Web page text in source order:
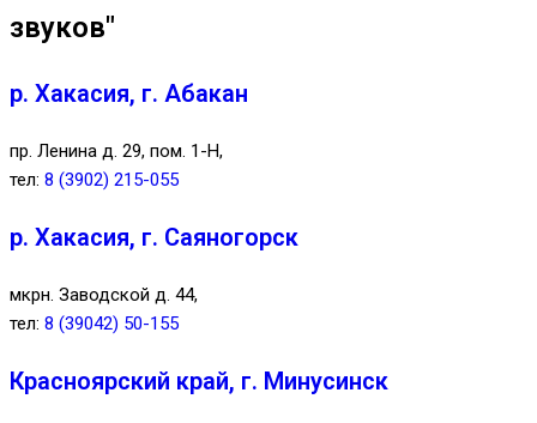
звуков"
р. Хакасия, г. Абакан
пр. Ленина д. 29, пом. 1-Н,
тел: 8 (3902) 215-055
р. Хакасия, г. Саяногорск
мкрн. Заводской д. 44,
тел: 8 (39042) 50-155
Красноярский край, г. Минусинск